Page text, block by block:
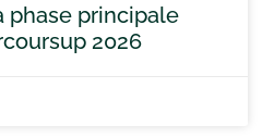
phase principale
2026